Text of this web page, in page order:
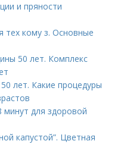
и пряности
тех кому з. Основные
50 лет. Комплекс
лет. Какие процедуры
минут для здоровой
капустой”. Цветная